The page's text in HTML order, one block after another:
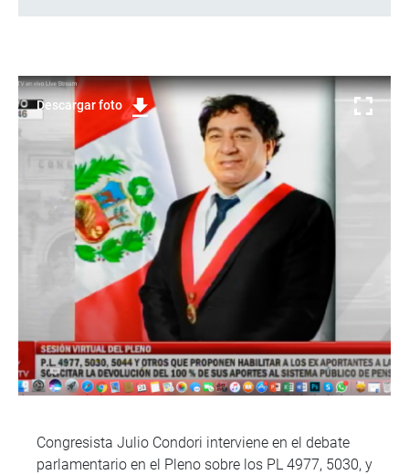
Descargar foto
Congresista Julio Condori interviene en el debate
parlamentario en el Pleno sobre los PL 4977, 5030, y